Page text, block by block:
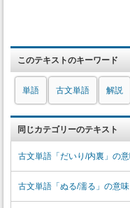
このテキストのキーワード
単語 古文単語 解説
同じカテゴリーのテキスト
古文単語「だいり/内裏」の意
古文単語「ぬる/濡る」の意